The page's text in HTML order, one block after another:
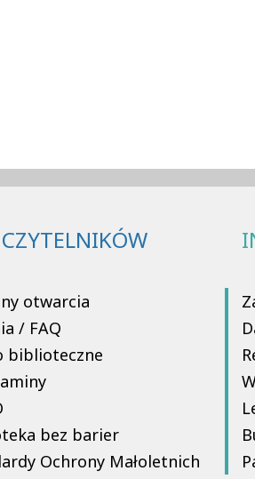
otwarcia
/ FAQ
biblioteczne
bez barier
Ochrony Małoletnich